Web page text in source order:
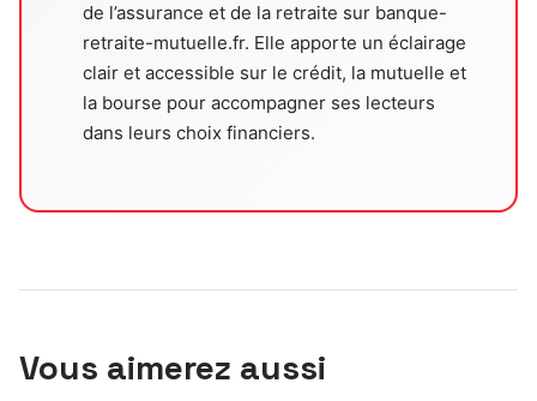
de l’assurance et de la retraite sur banque-
retraite-mutuelle.fr. Elle apporte un éclairage
clair et accessible sur le crédit, la mutuelle et
la bourse pour accompagner ses lecteurs
dans leurs choix financiers.
Vous aimerez aussi